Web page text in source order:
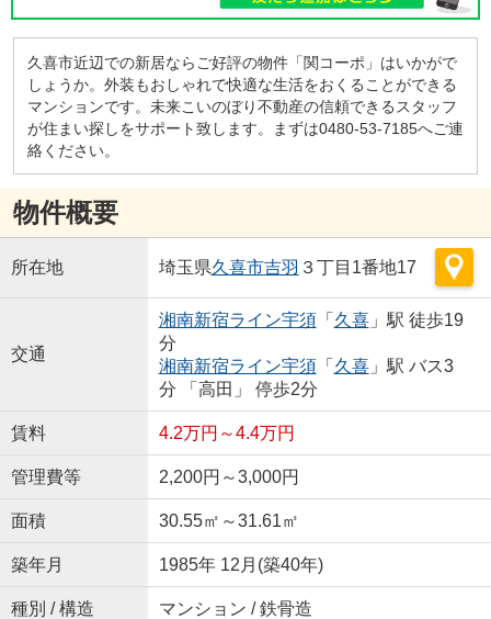
久喜市近辺での新居ならご好評の物件「関コーポ」はいかがで
しょうか。外装もおしゃれで快適な生活をおくることができる
マンションです。未来こいのぼり不動産の信頼できるスタッフ
が住まい探しをサポート致します。まずは0480-53-7185へご連
絡ください。
物件概要
所在地 埼玉県久喜市吉羽 ３丁目1番地17
交通
湘南新宿ライン宇須「 久喜」駅 徒歩19
分
湘南新宿ライン宇須「 久喜」駅 バス3
分 「高田」 停歩2分
賃料 4.2万円～4.4万円
管理費等 2,200円～3,000円
面積 30.55㎡～31.61㎡
築年月 1985年 12月(築40年)
種別 / 構造 マンション / 鉄骨造